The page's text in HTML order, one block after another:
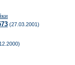
(27.03.2001)